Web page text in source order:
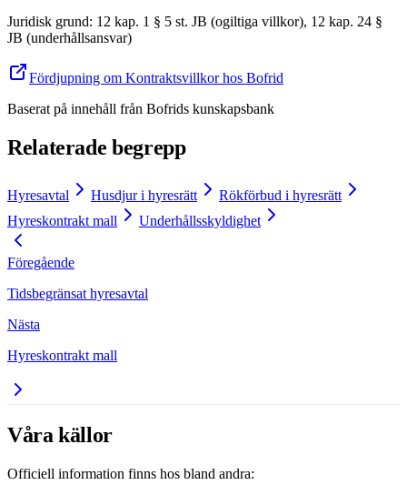
Juridisk grund: 12 kap. 1 § 5 st. JB (ogiltiga villkor), 12 kap. 24 §
JB (underhållsansvar)
Fördjupning om Kontraktsvillkor hos Bofrid
Baserat på innehåll från Bofrids kunskapsbank
Relaterade begrepp
Hyresavtal Husdjur i hyresrätt
Rökförbud i hyresrätt
Hyreskontrakt mall
Underhållsskyldighet
Föregående
Tidsbegränsat hyresavtal
Nästa
Hyreskontrakt mall
Våra källor
Officiell information finns hos bland andra: